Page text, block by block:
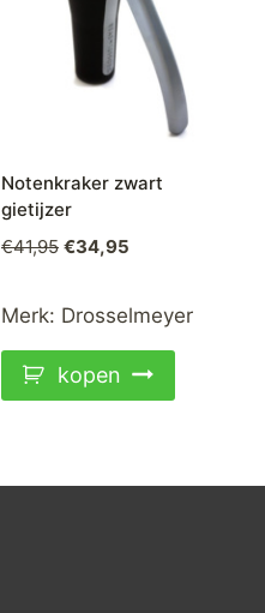
Notenkraker zwart
gietijzer
€41,95 Oorspronkelijke
was:
€41,95.
€34,95
is:
€34,95.
Merk: Drosselmeyer
kopen